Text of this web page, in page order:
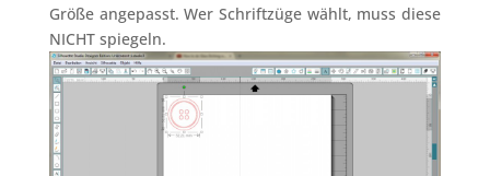
Größe angepasst. Wer Schriftzüge wählt, muss diese
NICHT spiegeln.